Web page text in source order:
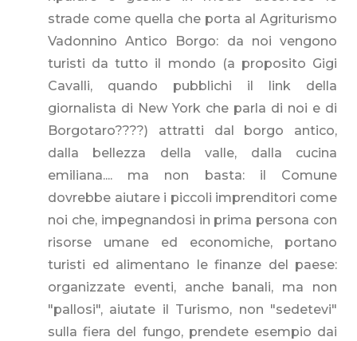
strade come quella che porta al Agriturismo
Vadonnino Antico Borgo: da noi vengono
turisti da tutto il mondo (a proposito Gigi
Cavalli, quando pubblichi il link della
giornalista di New York che parla di noi e di
Borgotaro????) attratti dal borgo antico,
dalla bellezza della valle, dalla cucina
emiliana.... ma non basta: il Comune
dovrebbe aiutare i piccoli imprenditori come
noi che, impegnandosi in prima persona con
risorse umane ed economiche, portano
turisti ed alimentano le finanze del paese:
organizzate eventi, anche banali, ma non
"pallosi", aiutate il Turismo, non "sedetevi"
sulla fiera del fungo, prendete esempio dai